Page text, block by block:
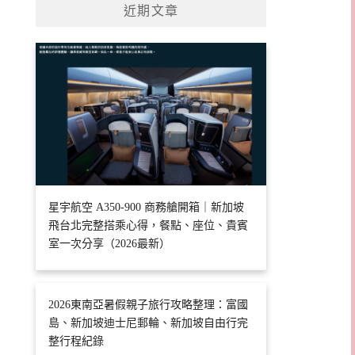
近期文章
星宇航空 A350-900 商務艙開箱｜新加坡
飛台北完整搭乘心得，餐點、座位、貴賓
室一次分享（2026最新）
2026東南亞暑假親子旅行攻略整理：富國
島、新加坡迪士尼郵輪、新加坡自由行完
整行程紀錄